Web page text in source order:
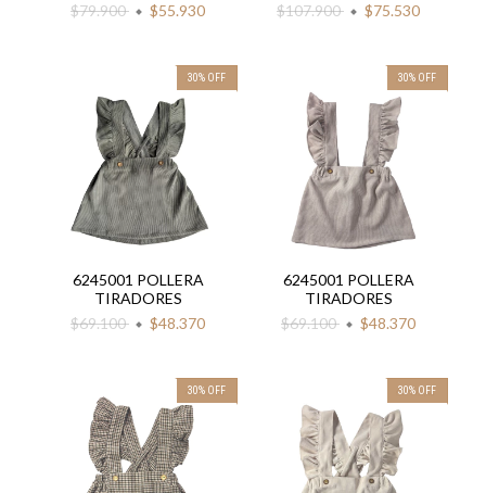
$79.900
$55.930
$107.900
$75.530
30% OFF
6245001 POLLERA
TIRADORES
$69.100
$48.370
30% OFF
6245001 POLLERA
TIRADORES
$69.100
$48.370
30% OFF 30% OFF